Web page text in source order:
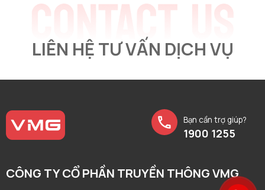
LIÊN HỆ TƯ VẤN DỊCH VỤ
Bạn cần trợ giúp?
1900 1255
CÔNG TY CỔ PHẦN TRUYỀN THÔNG VMG